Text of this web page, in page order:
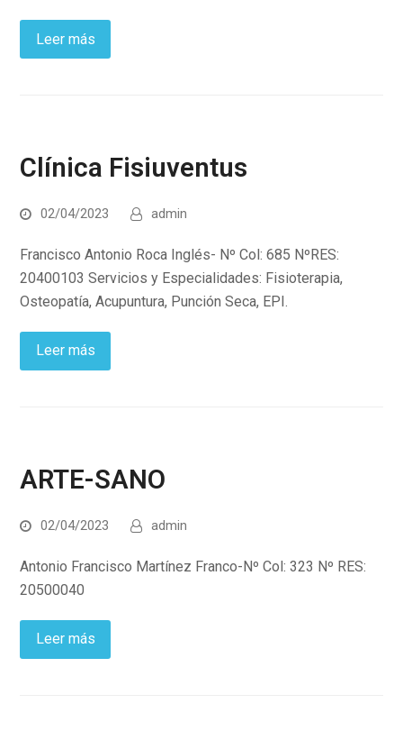
Leer más
Clínica Fisiuventus
02/04/2023 admin
Francisco Antonio Roca Inglés- Nº Col: 685 NºRES:
20400103 Servicios y Especialidades: Fisioterapia,
Osteopatía, Acupuntura, Punción Seca, EPI.
Leer más
ARTE-SANO
02/04/2023 admin
Antonio Francisco Martínez Franco-Nº Col: 323 Nº RES:
20500040
Leer más